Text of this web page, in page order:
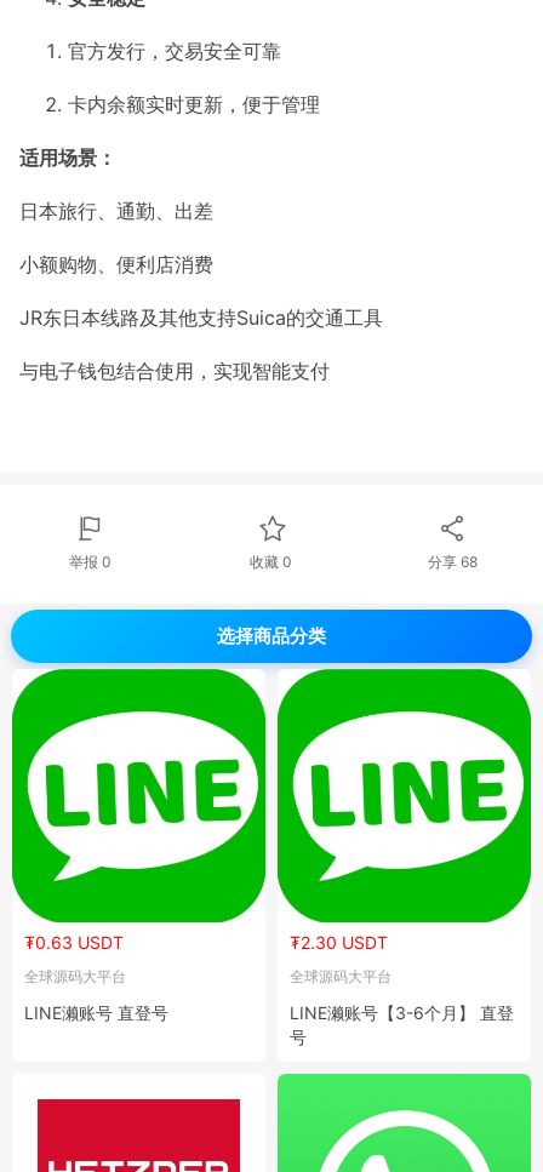
官方发行，交易安全可靠
卡内余额实时更新，便于管理
适用场景：
日本旅行、通勤、出差
小额购物、便利店消费
JR东日本线路及其他支持Suica的交通工具
与电子钱包结合使用，实现智能支付
举报 0 收藏 0 分享 68
选择商品分类
₮0.63 USDT
全球源码大平台
LINE濑账号 直登号
₮2.30 USDT
全球源码大平台
LINE濑账号【3-6个月】 直登
号